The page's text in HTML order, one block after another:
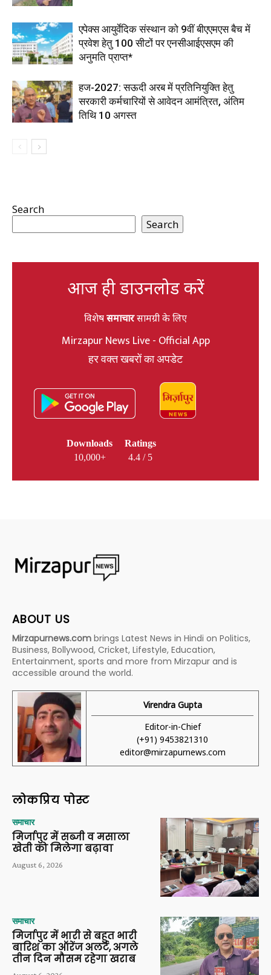
एपेक्स आयुर्वेदिक संस्थान को 9वीं बीएएमएस बैच में
प्रवेश हेतु 100 सीटों पर एनसीआईएसएम की
अनुमति प्राप्त*
हज-2027: सऊदी अरब में प्रतिनियुक्ति हेतु
सरकारी कर्मचारियों से आवेदन आमंत्रित, अंतिम
तिथि 10 अगस्त
Search
Search
आज ही डाउनलोड करें
विशेषसमाचारसामग्री के लिए
Mirzapur News Live - Official App
हर वक्त खबरों का अपडेट
Downloads
10,000+
Ratings
4.4 / 5
ABOUT US
Mirzapurnews.com brings Latest News in Hindi on Politics,
Business, Bollywood, Cricket, Lifestyle, Education,
Entertainment, sports and more from Mirzapur and is
accessible around the world.
Virendra Gupta
Editor-in-Chief
(+91) 9453821310
editor@mirzapurnews.com
लोकप्रिय पोस्ट
समाचार
मिर्जापुर में सब्जी व मसाला
खेती को मिलेगा बढ़ावा
August 6, 2026
समाचार
मिर्जापुर में भारी से बहुत भारी
बारिश का ऑरेंज अलर्ट, अगले
तीन दिन मौसम रहेगा खराब